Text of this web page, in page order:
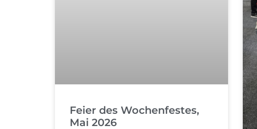
Feier des Wochenfestes,
Mai 2026